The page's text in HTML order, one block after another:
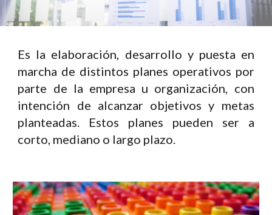
Es la elaboración, desarrollo y puesta en
marcha de distintos planes operativos por
parte de la empresa u organización, con
intención de alcanzar objetivos y metas
planteadas. Estos planes pueden ser a
corto, mediano o largo plazo.